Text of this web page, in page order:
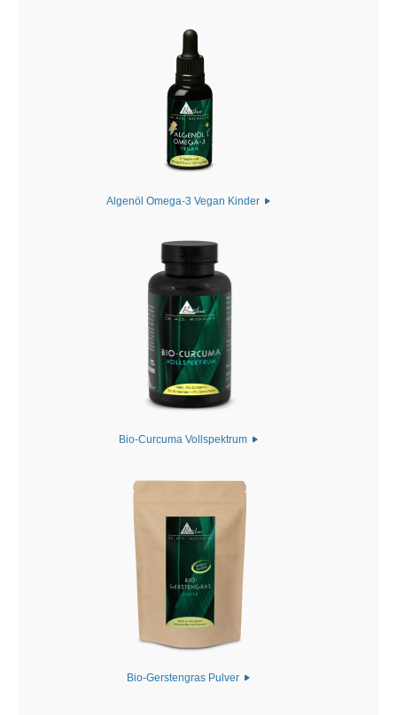
Algenöl Omega-3 Vegan Kinder
Bio-Curcuma Vollspektrum
Bio-Gerstengras Pulver